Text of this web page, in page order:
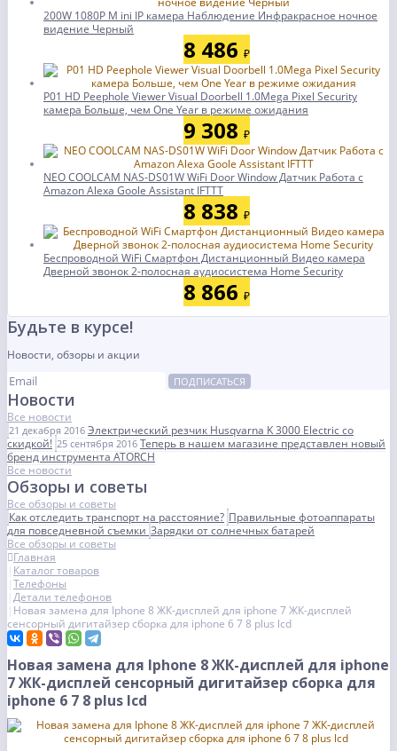
200W 1080P M ini IP камера Наблюдение Инфракрасное ночное
видение Черный
8 486 ₽
P01 HD Peephole Viewer Visual Doorbell 1.0Mega Pixel Security
камера Больше, чем One Year в режиме ожидания
9 308 ₽
NEO COOLCAM NAS-DS01W WiFi Door Window Датчик Работа с
Amazon Alexa Goole Assistant IFTTT
8 838 ₽
Беспроводной WiFi Смартфон Дистанционный Видео камера
Дверной звонок 2-полосная аудиосистема Home Security
8 866 ₽
Будьте в курсе!
Новости, обзоры и акции
ПОДПИСАТЬСЯ
Новости
Все новости
21 декабря 2016 Электрический резчик Husqvarna K 3000 Electric со
скидкой! 25 сентября 2016 Теперь в нашем магазине представлен новый
бренд инструмента ATORCH
Все новости
Обзоры и советы
Все обзоры и советы
Как отследить транспорт на расстояние? Правильные фотоаппараты
для повседневной съемкиЗарядки от солнечных батарей
Все обзоры и советы
Главная
Каталог товаров
Телефоны
Детали телефонов
Новая замена для Iphone 8 ЖК-дисплей для iphone 7 ЖК-дисплей
сенсорный дигитайзер сборка для iphone 6 7 8 plus lcd
Новая замена для Iphone 8 ЖК-дисплей для iphone
7 ЖК-дисплей сенсорный дигитайзер сборка для
iphone 6 7 8 plus lcd